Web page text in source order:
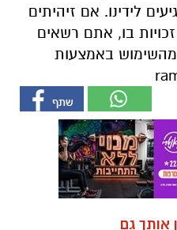
לידינו. אם זיהיתים
בו, אתם רשאים
מהשימוש באמצעות
אותך גם